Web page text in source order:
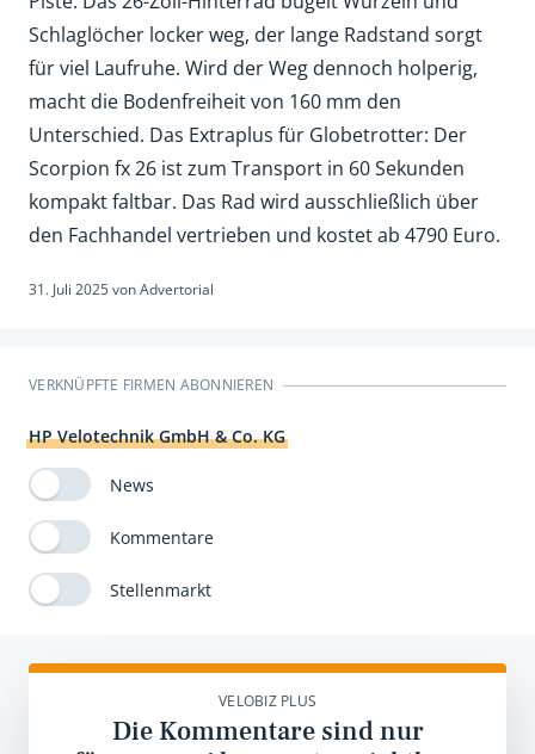
Schlaglöcher locker weg, der lange Radstand sorgt
für viel Laufruhe. Wird der Weg dennoch holperig,
macht die Bodenfreiheit von 160 mm den
Unterschied. Das Extraplus für Globetrotter: Der
Scorpion fx 26 ist zum Transport in 60 Sekunden
kompakt faltbar. Das Rad wird ausschließlich über
den Fachhandel vertrieben und kostet ab 4790 Euro.
31. Juli 2025vonAdvertorial
VERKNÜPFTE FIRMEN ABONNIEREN
HP Velotechnik GmbH & Co. KG
News
Kommentare
Stellenmarkt
VELOBIZ PLUS
Die Kommentare sind nur